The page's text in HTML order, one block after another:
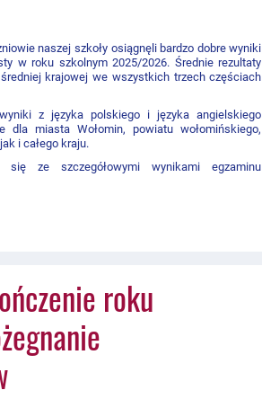
naszej szkołyosiągnęli bardzo dobre wyniki
w roku szkolnym2025/2026. Średnie rezultaty
krajowej we wszystkich trzech częściach
z języka polskiego i języka angielskiego
dla miasta Wołomin, powiatu wołomińskiego,
i całego kraju.
się ze szczegółowymi wynikami egzaminu
roku